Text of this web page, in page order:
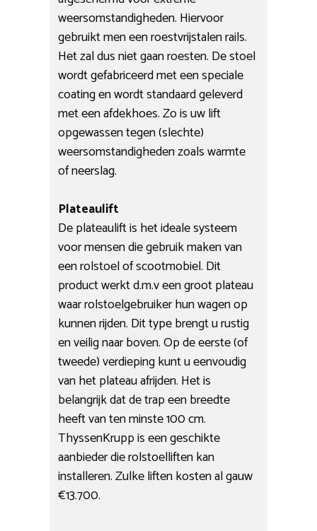
weersomstandigheden. Hiervoor
gebruikt men een roestvrijstalen rails.
Het zal dus niet gaan roesten. De stoel
wordt gefabriceerd met een speciale
coating en wordt standaard geleverd
met een afdekhoes. Zo is uw lift
opgewassen tegen (slechte)
weersomstandigheden zoals warmte
of neerslag.
Plateaulift
De plateaulift is het ideale systeem
voor mensen die gebruik maken van
een rolstoel of scootmobiel. Dit
product werkt d.m.v een groot plateau
waar rolstoelgebruiker hun wagen op
kunnen rijden. Dit type brengt u rustig
en veilig naar boven. Op de eerste (of
tweede) verdieping kunt u eenvoudig
van het plateau afrijden. Het is
belangrijk dat de trap een breedte
heeft van ten minste 100 cm.
ThyssenKrupp is een geschikte
aanbieder die rolstoelliften kan
installeren. Zulke liften kosten al gauw
€13.700.